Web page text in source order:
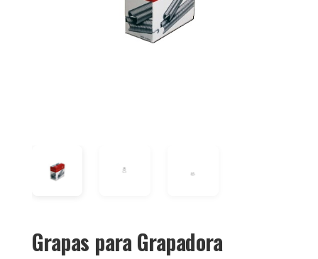
Grapas para Grapadora